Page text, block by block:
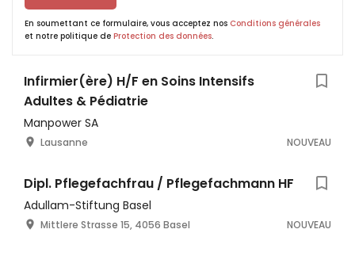
En soumettant ce formulaire, vous acceptez nos Conditions générales
et notre politique de Protection des données.
Infirmier(ère) H/F en Soins Intensifs
Adultes & Pédiatrie
Manpower SA
Lausanne NOUVEAU
Dipl. Pflegefachfrau / Pflegefachmann HF
Adullam-Stiftung Basel
Mittlere Strasse 15, 4056 Basel NOUVEAU